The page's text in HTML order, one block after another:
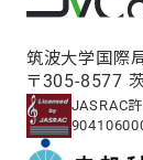
筑波大学国際
〒305-8577
JASRAC